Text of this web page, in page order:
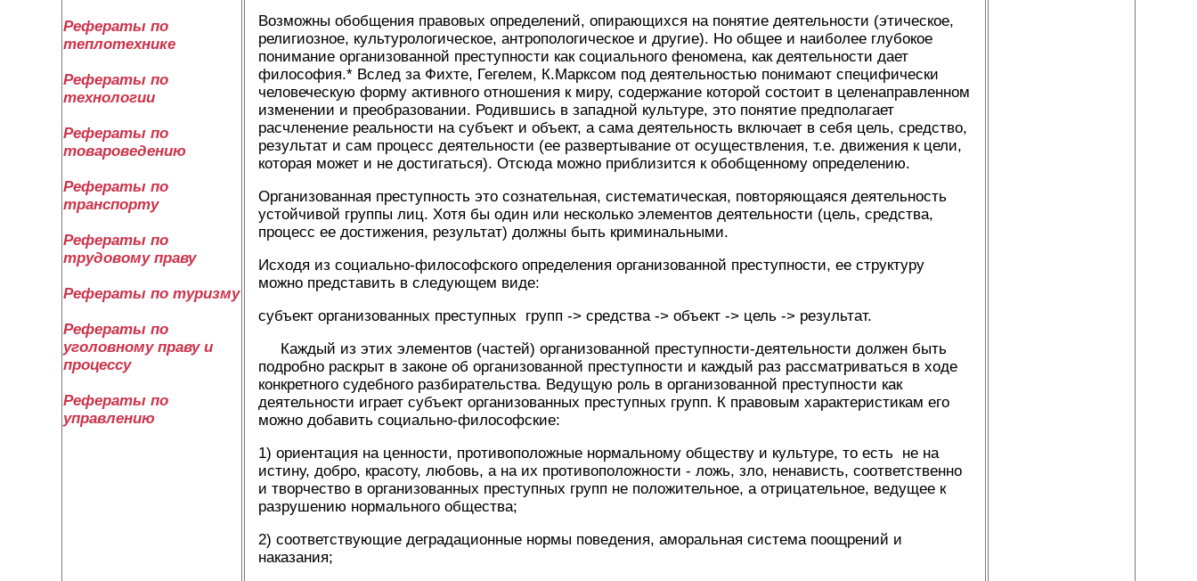
Рефераты по
теплотехнике
Рефераты по
технологии
Рефераты по
товароведению
Рефераты по
транспорту
Рефераты по
трудовому праву
Рефераты по туризму
Рефераты по
уголовному праву и
процессу
Рефераты по
управлению
Возможны обобщения правовых определений, опирающихся на понятие деятельности (этическое,
религиозное, культурологическое, антропологическое и другие). Но общее и наиболее глубокое
понимание организованной преступности как социального феномена, как деятельности дает
философия.* Вслед за Фихте, Гегелем, К.Марксом под деятельностью понимают специфически
человеческую форму активного отношения к миру, содержание которой состоит в целенаправленном
изменении и преобразовании. Родившись в западной культуре, это понятие предполагает
расчленение реальности на субъект и объект, а сама деятельность включает в себя цель, средство,
результат и сам процесс деятельности (ее развертывание от осуществления, т.е. движения к цели,
которая может и не достигаться). Отсюда можно приблизится к обобщенному определению.
Организованная преступность это сознательная, систематическая, повторяющаяся деятельность
устойчивой группы лиц. Хотя бы один или несколько элементов деятельности (цель, средства,
процесс ее достижения, результат) должны быть криминальными.
Исходя из социально-философского определения организованной преступности, ее структуру
можно представить в следующем виде:
субъект организованных преступных групп -> средства -> объект -> цель -> результат.
Каждый из этих элементов (частей) организованной преступности-деятельности должен быть
подробно раскрыт в законе об организованной преступности и каждый раз рассматриваться в ходе
конкретного судебного разбирательства. Ведущую роль в организованной преступности как
деятельности играет субъект организованных преступных групп. К правовым характеристикам его
можно добавить социально-философские:
1) ориентация на ценности, противоположные нормальному обществу и культуре, то есть не на
истину, добро, красоту, любовь, а на их противоположности - ложь, зло, ненависть, соответственно
и творчество в организованных преступных групп не положительное, а отрицательное, ведущее к
разрушению нормального общества;
2) соответствующие деградационные нормы поведения, аморальная система поощрений и
наказания;